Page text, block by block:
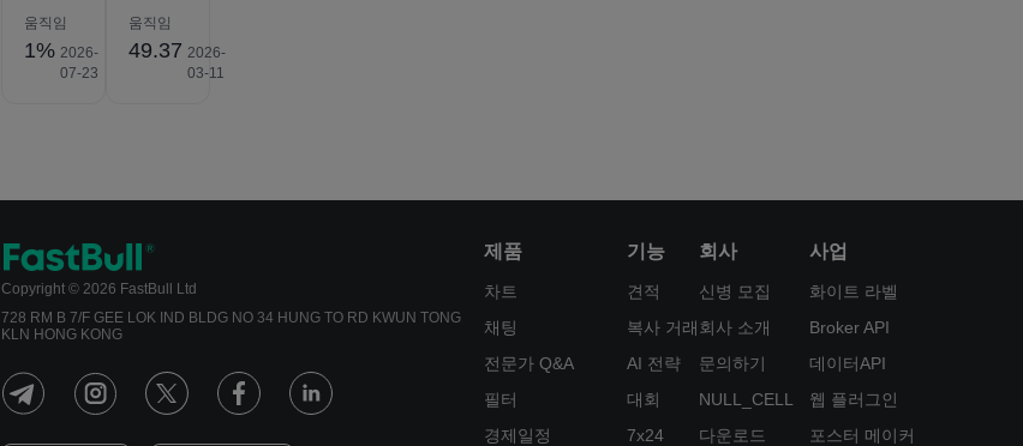
움직임
1% 2026-
07-23
움직임
49.37 2026-
03-11
Copyright © 2026 FastBull Ltd
728 RM B 7/F GEE LOK IND BLDG NO 34 HUNG TO RD KWUN TONG
KLN HONG KONG
제품
차트
채팅
전문가 Q&A
필터
경제일정
기능
견적
복사 거래
AI 전략
대회
7x24
회사
신병 모집
회사 소개
문의하기
NULL_CELL
다운로드
사업
화이트 라벨
Broker API
데이터API
웹 플러그인
포스터 메이커